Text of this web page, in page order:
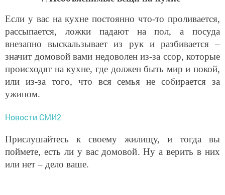
Если у вас на кухне постоянно что-то проливается,
рассыпается, ложки падают на пол, а посуда
внезапно выскальзывает из рук и разбивается –
значит домовой вами недоволен из-за ссор, которые
происходят на кухне, где должен быть мир и покой,
или из-за того, что вся семья не собирается за
ужином.
Новости СМИ2
Прислушайтесь к своему жилищу, и тогда вы
поймете, есть ли у вас домовой. Ну а верить в них
или нет – дело ваше.